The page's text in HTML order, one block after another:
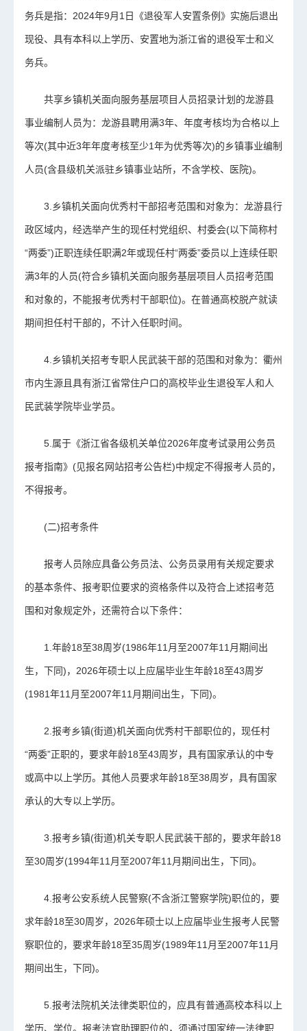
务兵是指：2024年9月1日《退役军人安置条例》实施后退出
现役、具有本科以上学历、安置地为浙江省的退役军士和义
务兵。
共享乡镇机关面向服务基层项目人员招录计划的龙游县
事业编制人员为：龙游县聘用满3年、年度考核均为合格以上
等次(其中近3年年度考核至少1年为优秀等次)的乡镇事业编制
人员(含县级机关派驻乡镇事业站所，不含学校、医院)。
3.乡镇机关面向优秀村干部招考范围和对象为：龙游县行
政区域内，经选举产生的现任村党组织、村委会(以下简称村
“两委”)正职连续任职满2年或现任村“两委”委员以上连续任职
满3年的人员(符合乡镇机关面向服务基层项目人员招考范围
和对象的，不能报考优秀村干部职位)。在普通高校脱产就读
期间担任村干部的，不计入任职时间。
4.乡镇机关招考专职人民武装干部的范围和对象为：衢州
市内生源且具有浙江省常住户口的高校毕业生退役军人和人
民武装学院毕业学员。
5.属于《浙江省各级机关单位2026年度考试录用公务员
报考指南》(见报名网站招考公告栏)中规定不得报考人员的，
不得报考。
(二)招考条件
报考人员除应具备公务员法、公务员录用有关规定要求
的基本条件、报考职位要求的资格条件以及符合上述招考范
围和对象规定外，还需符合以下条件：
1.年龄18至38周岁(1986年11月至2007年11月期间出
生，下同)，2026年硕士以上应届毕业生年龄18至43周岁
(1981年11月至2007年11月期间出生，下同)。
2.报考乡镇(街道)机关面向优秀村干部职位的，现任村
“两委”正职的，要求年龄18至43周岁，具有国家承认的中专
或高中以上学历。其他人员要求年龄18至38周岁，具有国家
承认的大专以上学历。
3.报考乡镇(街道)机关专职人民武装干部的，要求年龄18
至30周岁(1994年11月至2007年11月期间出生，下同)。
4.报考公安系统人民警察(不含浙江警察学院)职位的，要
求年龄18至30周岁，2026年硕士以上应届毕业生报考人民警
察职位的，要求年龄18至35周岁(1989年11月至2007年11月
期间出生，下同)。
5.报考法院机关法律类职位的，应具有普通高校本科以上
学历、学位。报考法官助理职位的，须通过国家统一法律职